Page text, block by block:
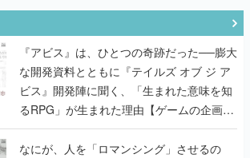
『アビス』は、ひとつの奇跡だった──膨大
な開発資料とともに『テイルズ オブ ジ ア
ビス』開発陣に聞く、「生まれた意味を知
るRPG」が生まれた理由【ゲームの企画
書】
なにが、人を「ロマンシング」させるの